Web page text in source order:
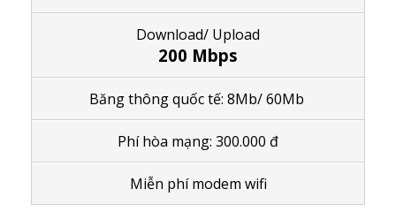
Download/ Upload
200 Mbps
Băng thông quốc tế: 8Mb/ 60Mb
Phí hòa mạng: 300.000 đ
Miễn phí modem wifi